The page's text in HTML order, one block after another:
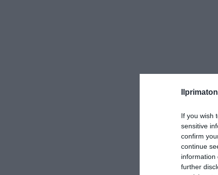
If you wish
sensitive
confirm
continue
information
further
Il parere
La proposta
incontrato